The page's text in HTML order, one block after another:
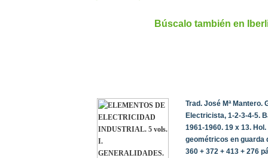
Búscalo también en
Trad. José Mª Mantero.
Electricista, 1-2-3-4-5.
1961-1960. 19 x 13.
geométricos en guarda
360 + 372 + 413 + 276